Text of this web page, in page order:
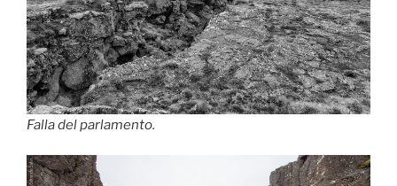
Falla del parlamento.